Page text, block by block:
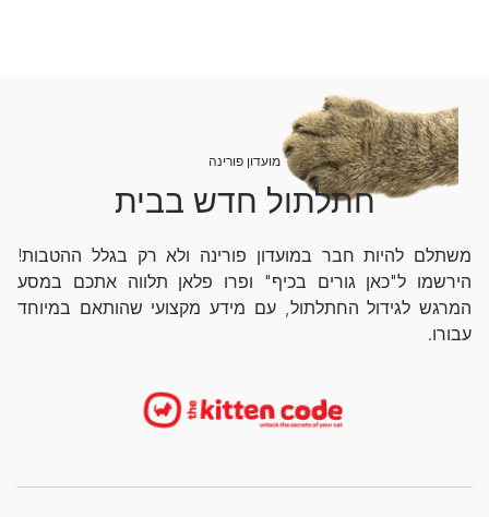
מועדון פורינה
חתלתול חדש בבית
משתלם להיות חבר במועדון פורינה ולא רק בגלל ההטבות!
הירשמו ל"כאן גורים בכיף" ופרו פלאן תלווה אתכם במסע
המרגש לגידול החתלתול, עם מידע מקצועי שהותאם במיוחד
עבורו.